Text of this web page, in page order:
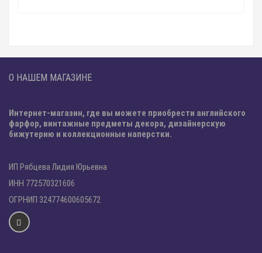
О НАШЕМ МАГАЗИНЕ
Интернет-магазин, где вы можете приобрести английского
фарфор, винтажные предметы декора, дизайнерскую
бижутерию и коллекционные наперстки.
ИП Рябцева Лидия Юрьевна
ИНН 772570321606
ОГРНИП 324774600605672